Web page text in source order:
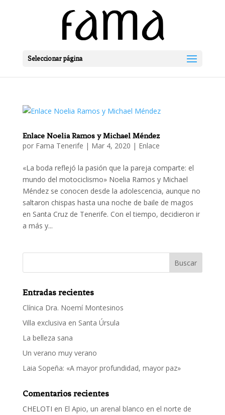
Seleccionar página
Enlace Noelia Ramos y Michael Méndez
por Fama Tenerife | Mar 4, 2020 | Enlace
«La boda reflejó la pasión que la pareja comparte: el
mundo del motociclismo» Noelia Ramos y Michael
Méndez se conocen desde la adolescencia, aunque no
saltaron chispas hasta una noche de baile de magos
en Santa Cruz de Tenerife. Con el tiempo, decidieron ir
a más y...
Entradas recientes
Clínica Dra. Noemí Montesinos
Villa exclusiva en Santa Úrsula
La belleza sana
Un verano muy verano
Laia Sopeña: «A mayor profundidad, mayor paz»
Comentarios recientes
CHELOTI en El Apio, un arenal blanco en el norte de